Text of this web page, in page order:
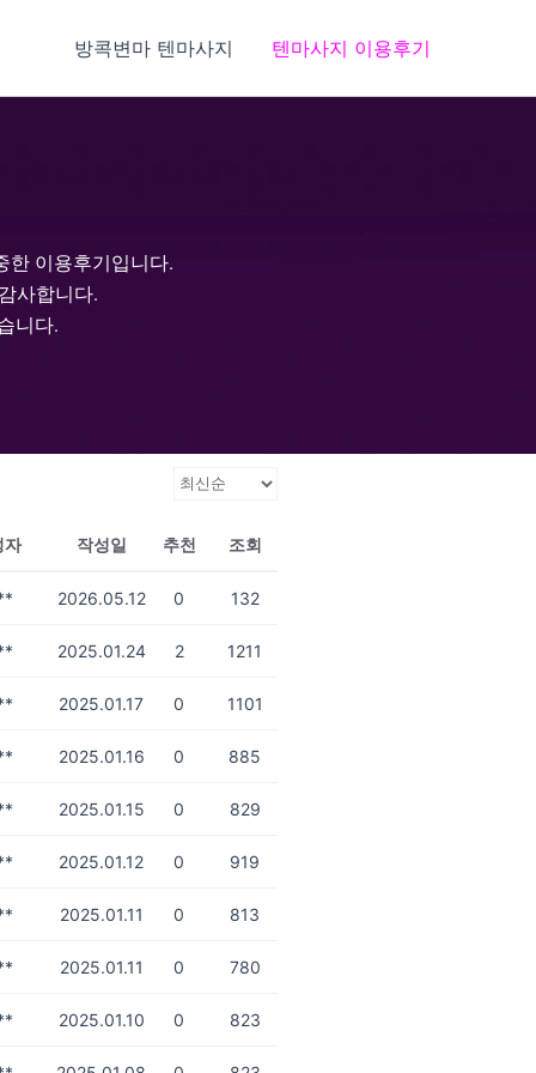
방콕변마 텐마사지 텐마사지 이용후기
한 이용후기입니다.
사합니다.
니다.
자 작성일 추천 조회
2026.05.12 0 132
2025.01.24 2 1211
2025.01.17 0 1101
2025.01.16 0 885
2025.01.15 0 829
2025.01.12 0 919
2025.01.11 0 813
2025.01.11 0 780
2025.01.10 0 823